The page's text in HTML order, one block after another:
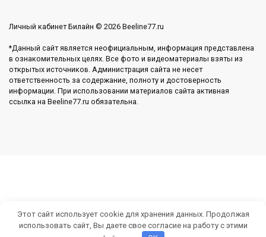
Личный кабинет Билайн © 2026 Beeline77.ru
*Данный сайт является неофициальным, информация представлена
в ознакомительных целях. Все фото и видеоматериалы взяты из
открытых источников. Администрация сайта не несет
ответственность за содержание, полноту и достоверность
информации. При использовании материалов сайта активная
ссылка на Beeline77.ru обязательна.
Этот сайт использует cookie для хранения данных. Продолжая
использовать сайт, Вы даете свое согласие на работу с этими